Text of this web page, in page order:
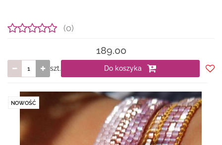
(0)
189.00
szt. Do koszyka
NOWOŚĆ